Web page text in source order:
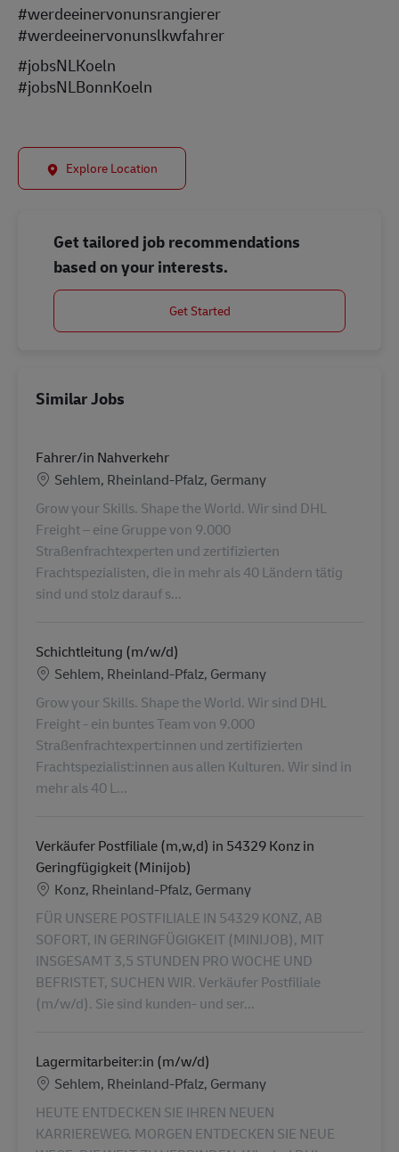
#werdeeinervonunsrangierer
#werdeeinervonunslkwfahrer
#jobsNLKoeln
#jobsNLBonnKoeln
Explore Location
Get tailored job recommendations
based on your interests.
Get Started
Similar Jobs
Fahrer/in Nahverkehr
Location
Sehlem, Rheinland-Pfalz, Germany
Grow your Skills. Shape the World. Wir sind DHL
Freight – eine Gruppe von 9.000
Straßenfrachtexperten und zertifizierten
Frachtspezialisten, die in mehr als 40 Ländern tätig
sind und stolz darauf s...
Schichtleitung (m/w/d)
Location
Sehlem, Rheinland-Pfalz, Germany
Grow your Skills. Shape the World. Wir sind DHL
Freight - ein buntes Team von 9.000
Straßenfrachtexpert:innen und zertifizierten
Frachtspezialist:innen aus allen Kulturen. Wir sind in
mehr als 40 L...
Verkäufer Postfiliale (m,w,d) in 54329 Konz in
Geringfügigkeit (Minijob)
Location
Konz, Rheinland-Pfalz, Germany
FÜR UNSERE POSTFILIALE IN 54329 KONZ, AB
SOFORT, IN GERINGFÜGIGKEIT (MINIJOB), MIT
INSGESAMT 3,5 STUNDEN PRO WOCHE UND
BEFRISTET, SUCHEN WIR. Verkäufer Postfiliale
(m/w/d). Sie sind kunden- und ser...
Lagermitarbeiter:in (m/w/d)
Location
Sehlem, Rheinland-Pfalz, Germany
HEUTE ENTDECKEN SIE IHREN NEUEN
KARRIEREWEG. MORGEN ENTDECKEN SIE NEUE